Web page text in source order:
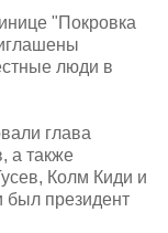
"Покровка
люди в
глава
а также
Колм Киди и
был президент